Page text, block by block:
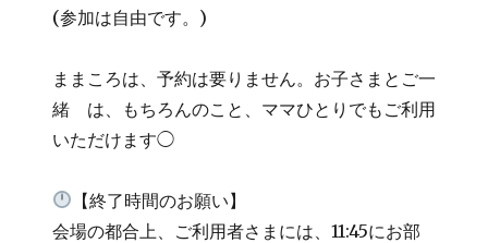
(参加は自由です。)
ままころは、予約は要りません。お子さまとご一
緒 は、もちろんのこと、ママひとりでもご利用
いただけます◯
【終了時間のお願い】
会場の都合上、ご利用者さまには、11:45にお部